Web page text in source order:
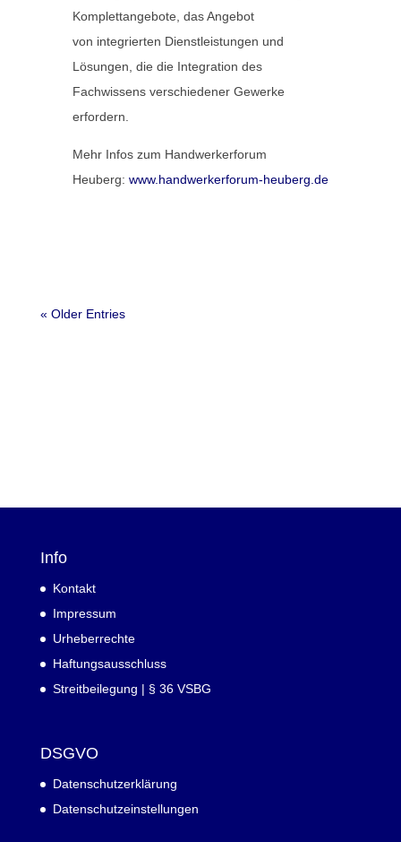
Komplettangebote, das Angebot
von integrierten Dienstleistungen und
Lösungen, die die Integration des
Fachwissens verschiedener Gewerke
erfordern.
Mehr Infos zum Handwerkerforum
Heuberg: www.handwerkerforum-heuberg.de
« Older Entries
Info
Kontakt
Impressum
Urheberrechte
Haftungsausschluss
Streitbeilegung | § 36 VSBG
DSGVO
Datenschutzerklärung
Datenschutzeinstellungen